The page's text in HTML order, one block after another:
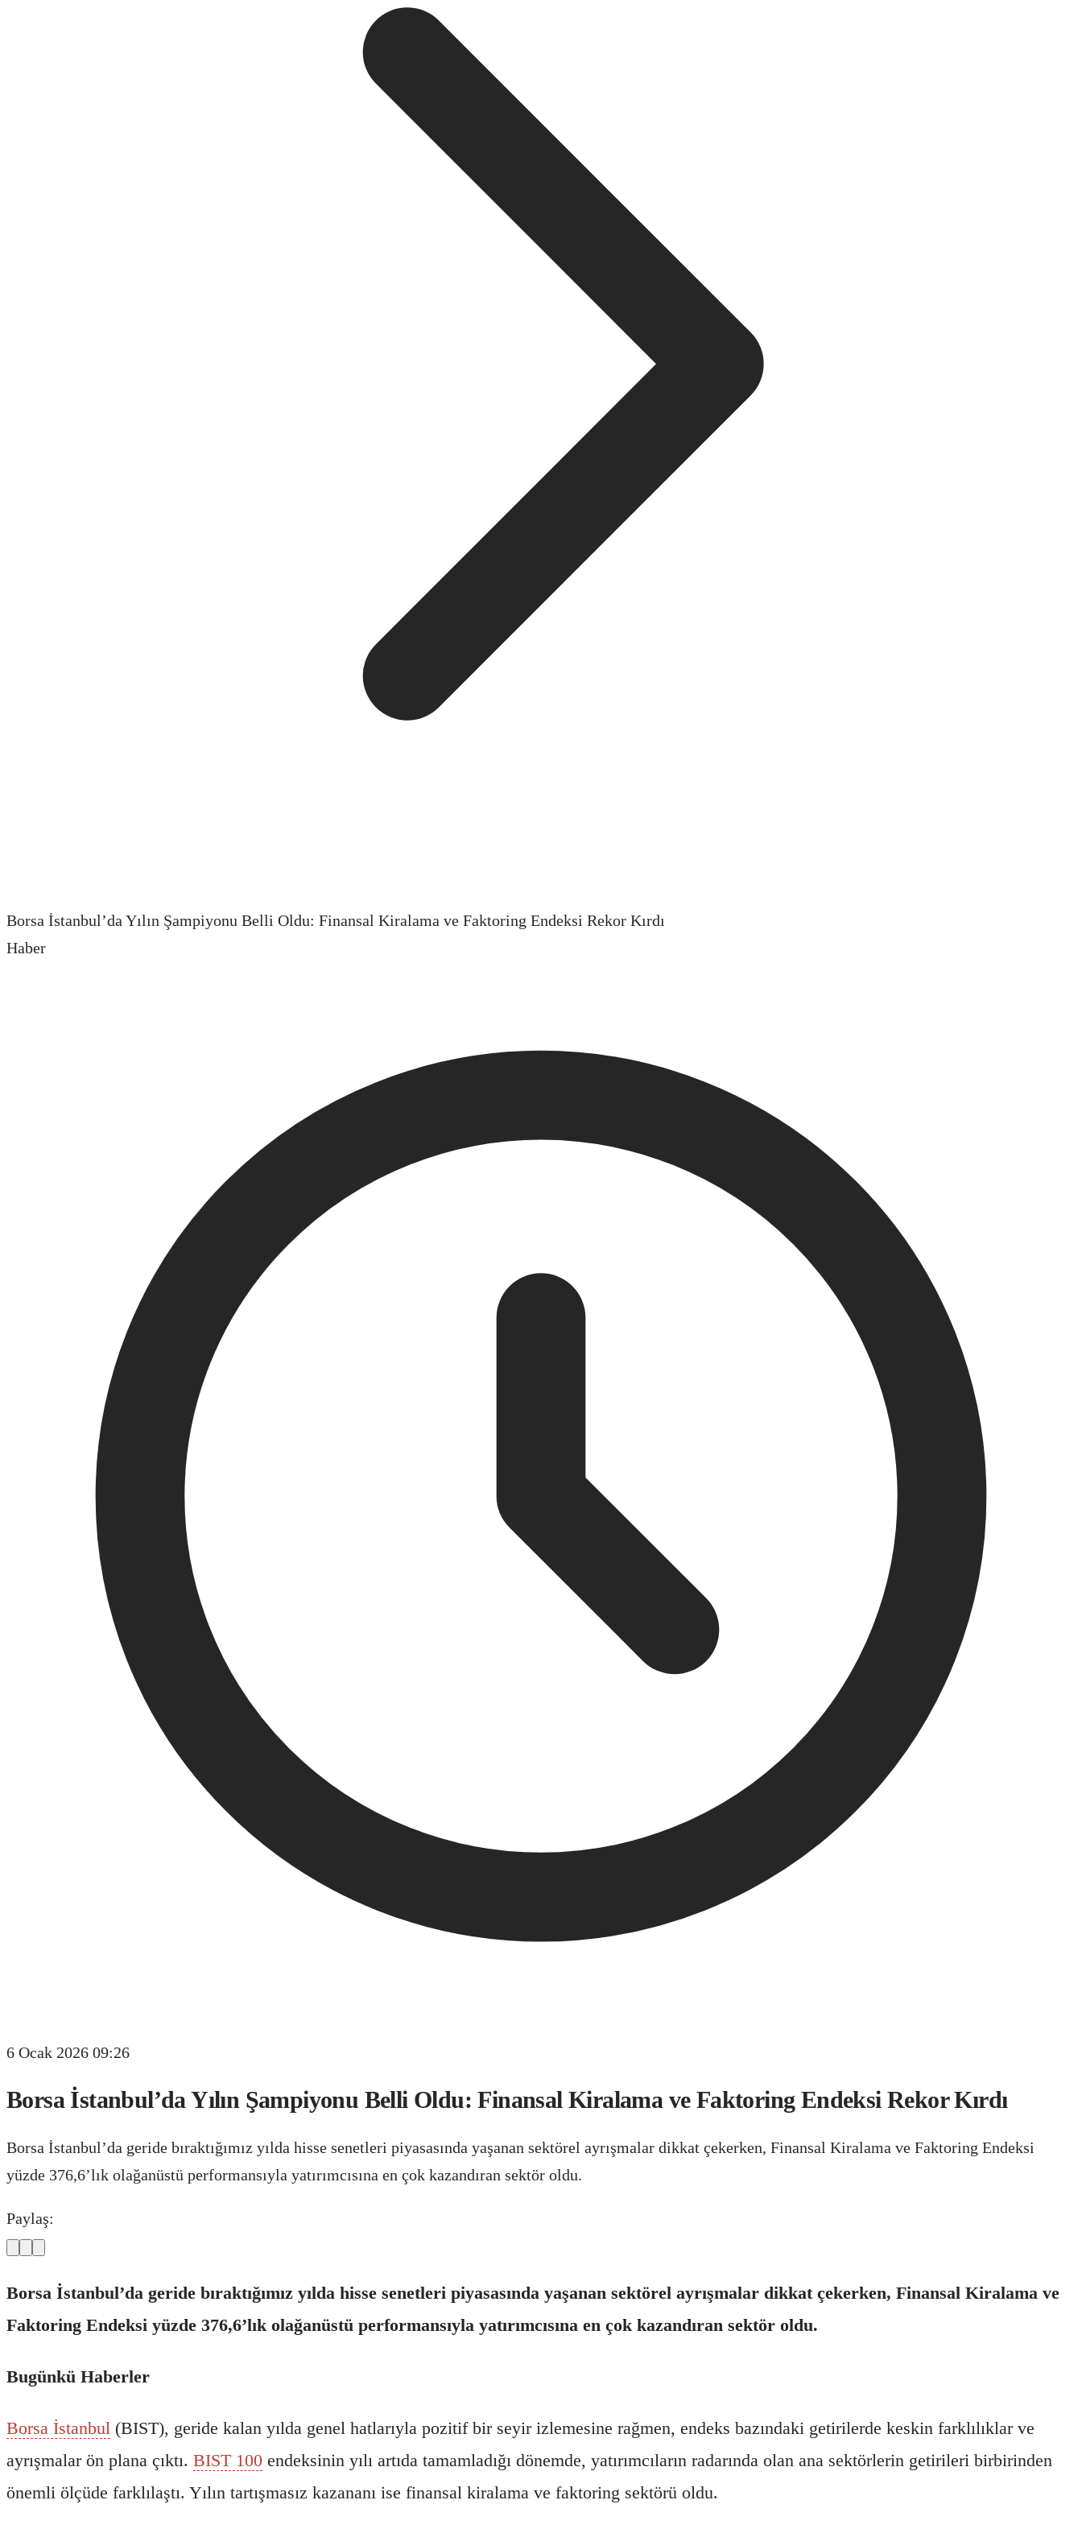
Borsa İstanbul’da Yılın Şampiyonu Belli Oldu: Finansal Kiralama ve Faktoring Endeksi Rekor Kırdı
Haber
6 Ocak 2026 09:26
Borsa İstanbul’da Yılın Şampiyonu Belli Oldu: Finansal Kiralama ve Faktoring Endeksi Rekor Kırdı
Borsa İstanbul’da geride bıraktığımız yılda hisse senetleri piyasasında yaşanan sektörel ayrışmalar dikkat çekerken, Finansal Kiralama ve Faktoring Endeksi
yüzde 376,6’lık olağanüstü performansıyla yatırımcısına en çok kazandıran sektör oldu.
Paylaş:
Borsa İstanbul’da geride bıraktığımız yılda hisse senetleri piyasasında yaşanan sektörel ayrışmalar dikkat çekerken, Finansal Kiralama ve
Faktoring Endeksi yüzde 376,6’lık olağanüstü performansıyla yatırımcısına en çok kazandıran sektör oldu.
Bugünkü Haberler
Borsa İstanbul (BIST), geride kalan yılda genel hatlarıyla pozitif bir seyir izlemesine rağmen, endeks bazındaki getirilerde keskin farklılıklar ve
ayrışmalar ön plana çıktı. BIST 100 endeksinin yılı artıda tamamladığı dönemde, yatırımcıların radarında olan ana sektörlerin getirileri birbirinden
önemli ölçüde farklılaştı. Yılın tartışmasız kazananı ise finansal kiralama ve faktoring sektörü oldu.